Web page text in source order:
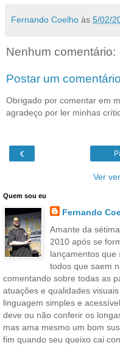
Fernando Coelho às 5/02/
Nenhum comentário:
Postar um comentário
Obrigado por comentar em
agradeço por ler minhas
‹
Ver
Quem sou eu
Fernando
Amante da
2010 após se
lançamentos que
todos que saem
comentando sobre todas as
atuações e qualidades
linguagem simples e
deve ou não conferir os
mas ama mesmo um bom
fim quando seu queixo cai